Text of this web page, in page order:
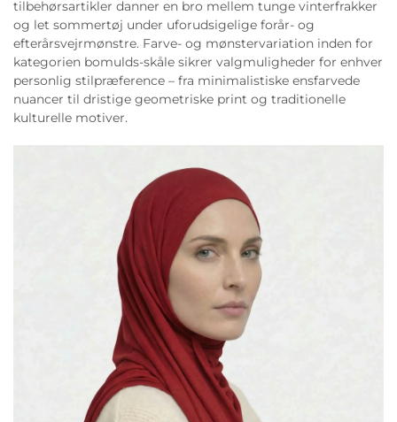
tilbehørsartikler danner en bro mellem tunge vinterfrakker
og let sommertøj under uforudsigelige forår- og
efterårsvejrmønstre. Farve- og mønstervariation inden for
kategorien bomulds-skåle sikrer valgmuligheder for enhver
personlig stilpræference – fra minimalistiske ensfarvede
nuancer til dristige geometriske print og traditionelle
kulturelle motiver.